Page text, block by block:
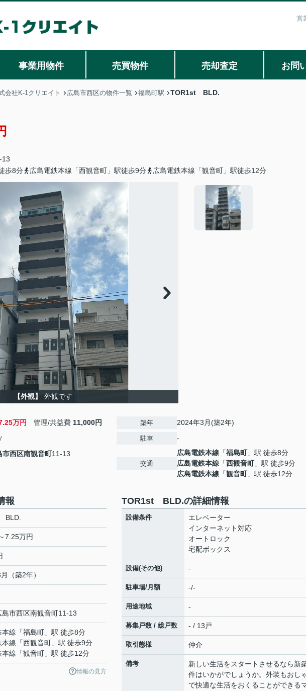
営
事業用物件 売買物件 売却査定 お問
会社K-1クリエイト 広島市西区の物件一覧 福島町駅 TOR1st BLD.
13
歩8分
広島電鉄本線「西観音町」駅徒歩9分 広島電鉄本線「観音町」駅徒歩12分
【外観】 外観です
万円 管理/共益費 11,000円
市西区南観音町11-13
築年 2024年3月(築2年)
駐車 -
交通
広島電鉄本線 「福島町」駅 徒歩8分
広島電鉄本線 「西観音町」駅 徒歩9分
広島電鉄本線 「観音町」駅 徒歩12分
報
BLD.
7.25万円
（築2年）
島市西区南観音町11-13
本線 「福島町 」駅 徒歩8分
本線 「西観音町 」駅 徒歩9分
本線 「観音町 」駅 徒歩12分
情報の見方
TOR1st BLD.の詳細情報
設備条件
エレベーター
インターネット対応
オートロック
宅配ボックス
設備(その他) -
駐車場/月額 -/-
用途地域 -
募集戸数 / 総戸数 - / 13戸
取引態様 仲介
備考
新しい生活をスタートさせるなら新
件はいかがでしょうか。外装もおし
で快適な生活をおくることができる